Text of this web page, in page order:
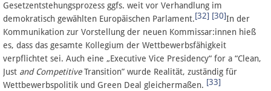
Gesetzentstehungsprozess ggfs. weit vor Verhandlung im
demokratisch gewählten Europäischen Parlament.[32] [30]In der
Kommunikation zur Vorstellung der neuen Kommissar:innen hieß
es, dass das gesamte Kollegium der Wettbewerbsfähigkeit
verpflichtet sei. Auch eine „Executive Vice Presidency“ for a “Clean,
Just and CompetitiveTransition” wurde Realität, zuständig für
Wettbewerbspolitik und Green Deal gleichermaßen. [33]